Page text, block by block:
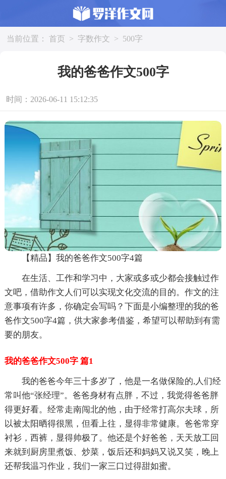
当前位置： 首页 > 字数作文 > 500字
我的爸爸作文500字
时间：2026-06-11 15:12:35
【精品】我的爸爸作文500字4篇
在生活、工作和学习中，大家或多或少都会接触过作
文吧，借助作文人们可以实现文化交流的目的。作文的注
意事项有许多，你确定会写吗？下面是小编整理的我的爸
爸作文500字4篇，供大家参考借鉴，希望可以帮助到有需
要的朋友。
我的爸爸作文500字 篇1
我的爸爸今年三十多岁了，他是一名做保险的,人们经
常叫他“张经理”。爸爸身材有点胖，不过，我觉得爸爸胖
得更好看。经常走南闯北的他，由于经常打高尔夫球，所
以被太阳晒得很黑，但看上往，显得非常健康。爸爸常穿
衬衫，西裤，显得帅极了。他还是个好爸爸，天天放工回
来就到厨房里煮饭、炒菜，饭后还和妈妈又说又笑，晚上
还帮我温习作业，我们一家三口过得甜如蜜。